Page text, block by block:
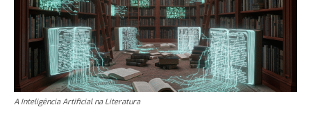
A Inteligência Artificial na Literatura